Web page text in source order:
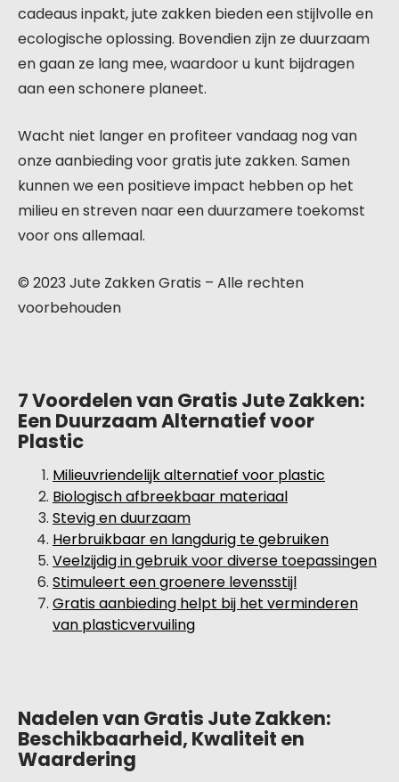
cadeaus inpakt, jute zakken bieden een stijlvolle en
ecologische oplossing. Bovendien zijn ze duurzaam
en gaan ze lang mee, waardoor u kunt bijdragen
aan een schonere planeet.
Wacht niet langer en profiteer vandaag nog van
onze aanbieding voor gratis jute zakken. Samen
kunnen we een positieve impact hebben op het
milieu en streven naar een duurzamere toekomst
voor ons allemaal.
© 2023 Jute Zakken Gratis – Alle rechten
voorbehouden
7 Voordelen van Gratis Jute Zakken:
Een Duurzaam Alternatief voor
Plastic
Milieuvriendelijk alternatief voor plastic
Biologisch afbreekbaar materiaal
Stevig en duurzaam
Herbruikbaar en langdurig te gebruiken
Veelzijdig in gebruik voor diverse toepassingen
Stimuleert een groenere levensstijl
Gratis aanbieding helpt bij het verminderen
van plasticvervuiling
Nadelen van Gratis Jute Zakken:
Beschikbaarheid, Kwaliteit en
Waardering